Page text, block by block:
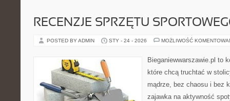
RECENZJE SPRZĘTU
POSTED BY ADMIN STY - 24 - 2026 MOŻLIWOŚĆ
Bieganiewwarszawie.pl to
które chcą truchtać w
mądrze, bez chaosu i bez
zajawka na aktywność